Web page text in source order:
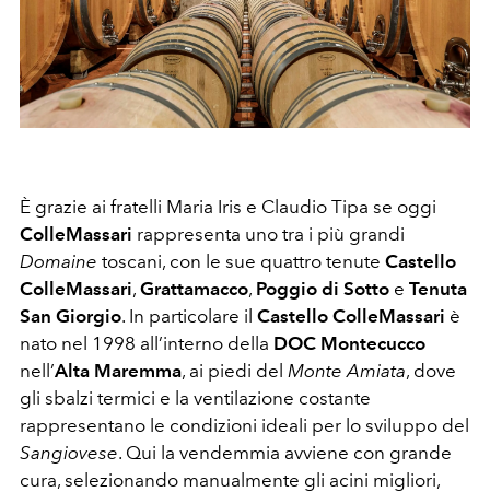
È grazie ai fratelli Maria Iris e Claudio Tipa se oggi
ColleMassari rappresenta uno tra i più grandi
Domaine toscani, con le sue quattro tenute Castello
ColleMassari, Grattamacco, Poggio di Sotto e Tenuta
San Giorgio. In particolare il Castello ColleMassari è
nato nel 1998 all’interno della DOC Montecucco
nell’Alta Maremma, ai piedi del Monte Amiata, dove
gli sbalzi termici e la ventilazione costante
rappresentano le condizioni ideali per lo sviluppo del
Sangiovese. Qui la vendemmia avviene con grande
cura, selezionando manualmente gli acini migliori,